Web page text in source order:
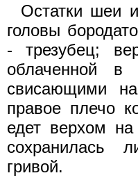
Остатки шеи
головы
- трезубец;
облаченной в
свисающими
правое плечо
едет верхом на
гривой.